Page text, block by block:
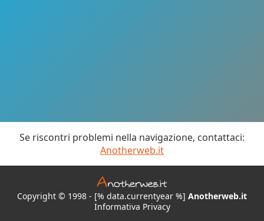
Se riscontri problemi nella navigazione, contattaci:
Anotherweb.it
Copyright © 1998 - [% data.currentyear %] Anotherweb.it
Informativa Privacy